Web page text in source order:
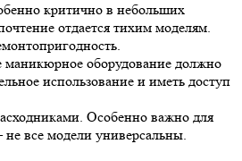
критично в небольших
отдается тихим моделям.
маникюрное оборудование должно
использование и иметь доступ
Особенно важно для
все модели универсальны.